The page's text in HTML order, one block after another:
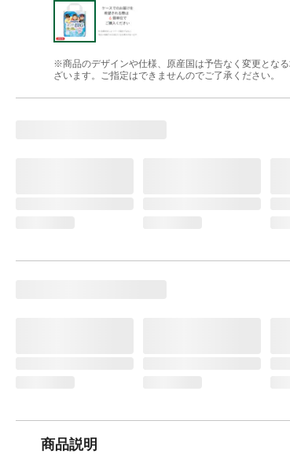
※商品のデザインや仕様、原産国は予告なく変更とな
ざいます。ご指定はできませんのでご了承ください。
商品説明